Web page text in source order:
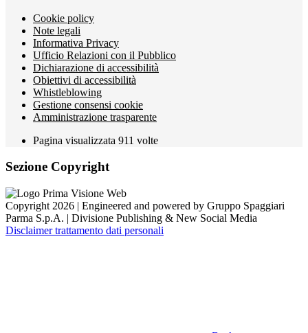
Cookie policy
Note legali
Informativa Privacy
Ufficio Relazioni con il Pubblico
Dichiarazione di accessibilità
Obiettivi di accessibilità
Whistleblowing
Gestione consensi cookie
Amministrazione trasparente
Pagina visualizzata 911 volte
Sezione Copyright
Copyright 2026 | Engineered and powered by Gruppo Spaggiari
Parma S.p.A. | Divisione Publishing & New Social Media
Disclaimer trattamento dati personali